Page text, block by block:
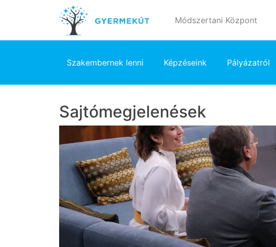
Módszertani Központ
Szakembernek lenni Képzéseink Pályázatról
Sajtómegjelenések